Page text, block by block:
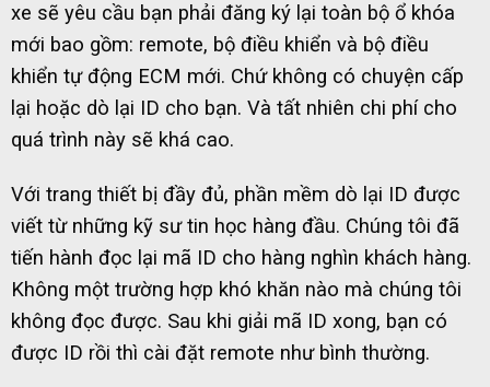
xe sẽ yêu cầu bạn phải đăng ký lại toàn bộ ổ khóa
mới bao gồm: remote, bộ điều khiển và bộ điều
khiển tự động ECM mới. Chứ không có chuyện cấp
lại hoặc dò lại ID cho bạn. Và tất nhiên chi phí cho
quá trình này sẽ khá cao.
Với trang thiết bị đầy đủ, phần mềm dò lại ID được
viết từ những kỹ sư tin học hàng đầu. Chúng tôi đã
tiến hành đọc lại mã ID cho hàng nghìn khách hàng.
Không một trường hợp khó khăn nào mà chúng tôi
không đọc được. Sau khi giải mã ID xong, bạn có
được ID rồi thì cài đặt remote như bình thường.